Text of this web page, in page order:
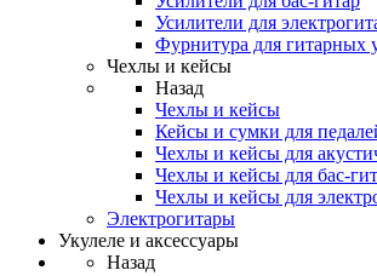
Усилители для
Фурнитура для гитарных
Чехлы и кейсы
Назад
Чехлы и кейсы
Кейсы и сумки для
Чехлы и кейсы для
Чехлы и кейсы для бас-
Чехлы и кейсы для
Электрогитары
Укулеле и аксессуары
Назад